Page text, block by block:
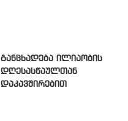
განცხადება ილიაობის
დღესასწაულთან
დაკავშირებით